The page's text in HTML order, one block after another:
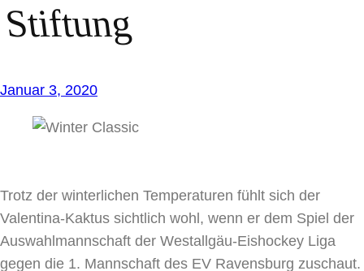
Stiftung
Januar 3, 2020
Trotz der winterlichen Temperaturen fühlt sich der
Valentina-Kaktus sichtlich wohl, wenn er dem Spiel der
Auswahlmannschaft der Westallgäu-Eishockey Liga
gegen die 1. Mannschaft des EV Ravensburg zuschaut.